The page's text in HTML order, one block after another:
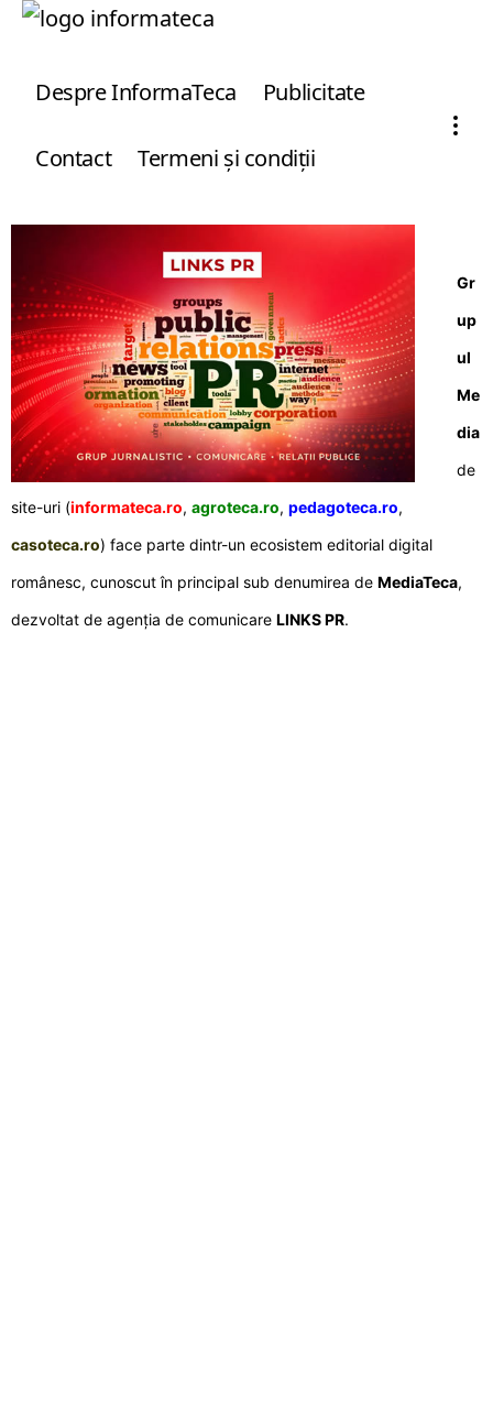
Despre InformaTeca Publicitate
Contact Termeni şi condiţii
Gr
up
ul
Me
dia
de
site-uri (informateca.ro, agroteca.ro, pedagoteca.ro,
casoteca.ro) face parte dintr-un ecosistem editorial digital
românesc, cunoscut în principal sub denumirea de MediaTeca,
dezvoltat de agenția de comunicare LINKS PR.